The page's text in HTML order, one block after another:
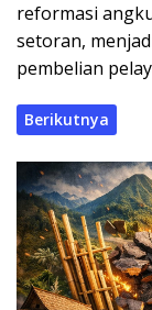
reformasi
setoran,
pembelian
Berikutnya